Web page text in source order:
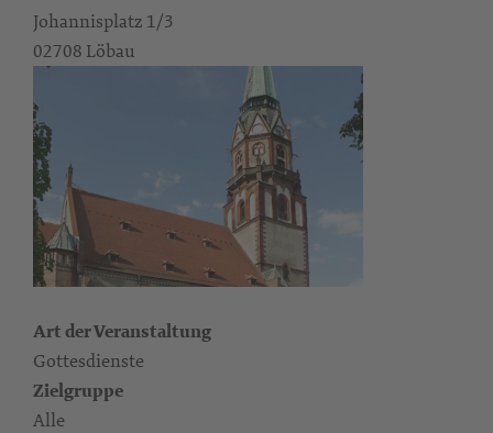
Johannisplatz 1/3
02708 Löbau
Art der Veranstaltung
Gottesdienste
Zielgruppe
Alle